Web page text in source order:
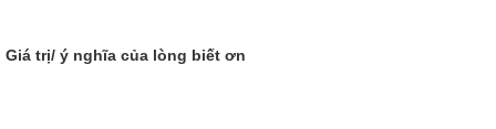
Giá trị/ ý nghĩa của lòng biết ơn